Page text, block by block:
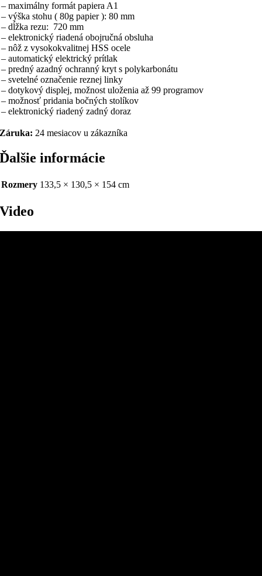
– maximálny formát papiera A1
– výška stohu ( 80g papier ): 80 mm
– dĺžka rezu: 720 mm
– elektronický riadená obojručná obsluha
– nôž z vysokokvalitnej HSS ocele
– automatický elektrický prítlak
– predný azadný ochranný kryt s polykarbonátu
– svetelné označenie reznej linky
– dotykový displej, možnost uloženia až 99 programov
– možnosť pridania bočných stolíkov
– elektronický riadený zadný doraz
Záruka: 24 mesiacov u zákazníka
Ďalšie informácie
Rozmery 133,5 × 130,5 × 154 cm
Video